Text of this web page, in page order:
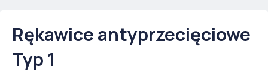
Rękawice antyprzecięciowe
Typ 1